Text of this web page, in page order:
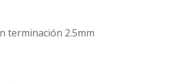
terminación 2.5mm